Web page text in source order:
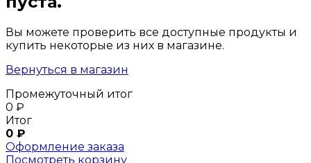
Вы можете проверить все доступные продукты и
купить некоторые из них в магазине.
Вернуться в магазин
Промежуточный итог
0 ₽
Итог
0 ₽
Оформление заказа
Посмотреть корзину